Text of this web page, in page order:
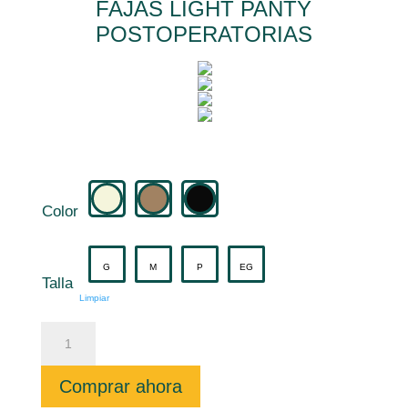
FAJAS LIGHT PANTY
POSTOPERATORIAS
Color
Talla
G M P EG
Limpiar
PANTY
POSTOPERATORIAS
Comprar ahora